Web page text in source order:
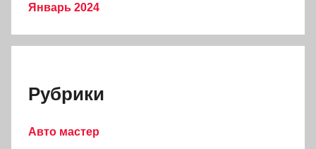
Январь 2024
Рубрики
Авто мастер